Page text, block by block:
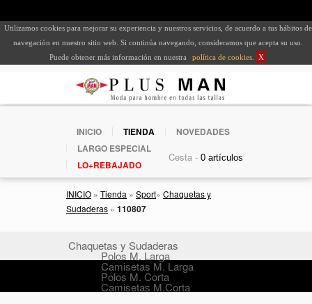
Utilizamos cookies para mejorar su experiencia y nuestros servicios, de acuerdo a tus hábitos de
navegación en nuestro sitio web. Si continúa navegando, consideramos que acepta su uso.
Puede obtener más información en nuestra
política de cookies X
INICIO TIENDA
NOVEDADES
LARGO ESPECIAL
LO+REBAJADO
Cesta -
INICIO » Tienda » Sport» Chaquetas y
Sudaderas » 110807
Chaquetas y Sudaderas
Polos M. Larga
Camisetas M. Larga
Polos M. Corta
Camisetas M.Corta